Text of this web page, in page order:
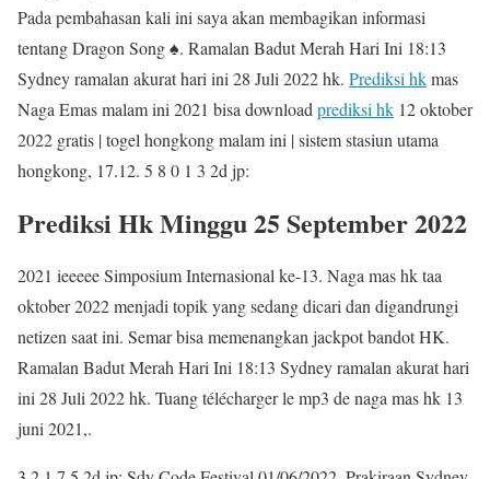
Pada pembahasan kali ini saya akan membagikan informasi
tentang Dragon Song ♠. Ramalan Badut Merah Hari Ini 18:13
Sydney ramalan akurat hari ini 28 Juli 2022 hk. Prediksi hkmas
Naga Emas malam ini 2021 bisa downloadprediksi hk 12 oktober
2022 gratis | togel hongkong malam ini | sistem stasiun utama
hongkong, 17.12. 5 8 0 1 3 2d jp:
Prediksi Hk Minggu 25 September 2022
2021 ieeeee Simposium Internasional ke-13. Naga mas hk taa
oktober 2022 menjadi topik yang sedang dicari dan digandrungi
netizen saat ini. Semar bisa memenangkan jackpot bandot HK.
Ramalan Badut Merah Hari Ini 18:13 Sydney ramalan akurat hari
ini 28 Juli 2022 hk. Tuang télécharger le mp3 de naga mas hk 13
juni 2021,.